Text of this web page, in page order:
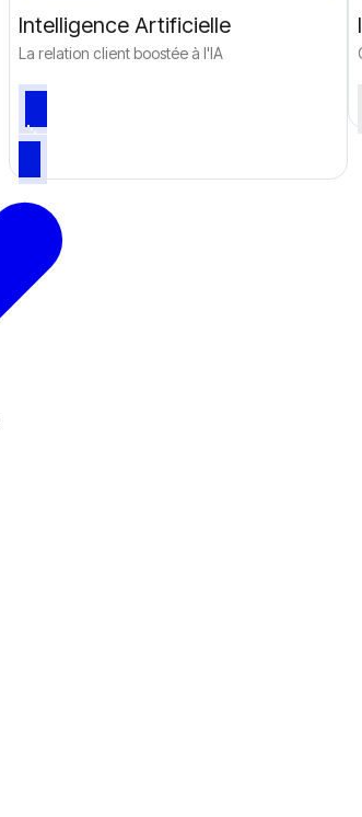
Intelligence Artificielle
La relation client boostée à l'IA